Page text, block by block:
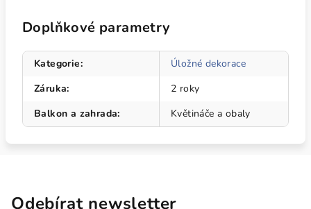
Doplňkové parametry
Kategorie:
Úložné dekorace
Záruka:
2 roky
Balkon a zahrada: Květináče a obaly
Odebírat newsletter